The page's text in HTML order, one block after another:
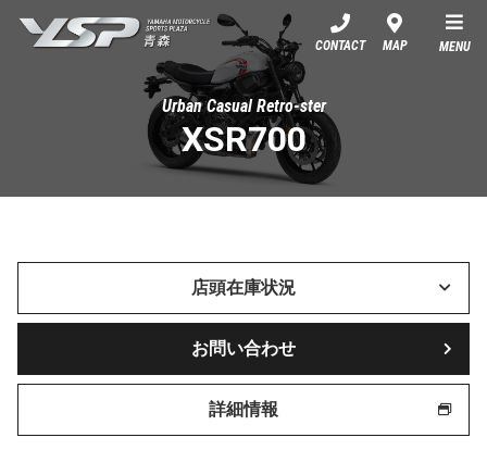
YSP青森
CONTACT MAP MENU
Urban Casual Retro-ster
XSR700
店頭在庫状況
お問い合わせ
詳細情報